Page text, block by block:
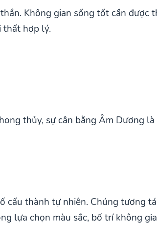
Không gian sống tốt cần được
thất hợp lý.
thủy, sự cân bằng Âm Dương
cấu thành tự nhiên. Chúng tương
lựa chọn màu sắc, bố trí không